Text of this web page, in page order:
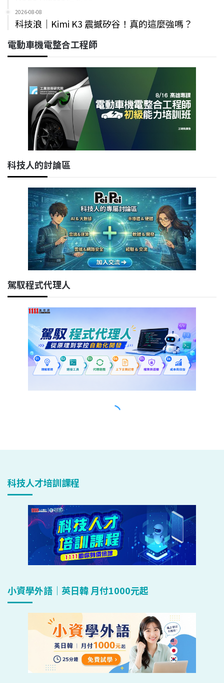
科技人才培訓課程
小資學外語｜英日韓 月付1000元起